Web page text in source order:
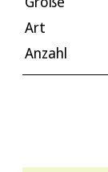
Art
Anzahl